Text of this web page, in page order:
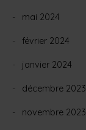
mai 2024
février 2024
janvier 2024
décembre 2023
novembre 2023